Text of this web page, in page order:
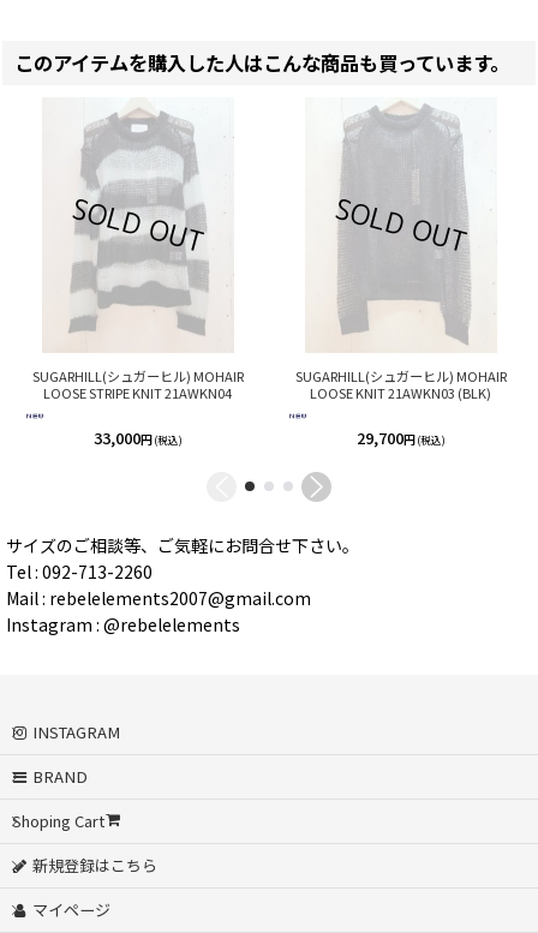
このアイテムを購入した人はこんな商品も買っています。
SUGARHILL(シュガーヒル) MOHAIR
LOOSE STRIPE KNIT 21AWKN04
33,000円 (税込)
SUGARHILL(シュガーヒル) MOHAIR
LOOSE KNIT 21AWKN03 (BLK)
29,700円 (税込)
サイズのご相談等、ご気軽にお問合せ下さい。
Tel : 092-713-2260
Mail : rebelelements2007@gmail.com
Instagram : @rebelelements
INSTAGRAM
BRAND
Shoping Cart
新規登録はこちら
マイページ